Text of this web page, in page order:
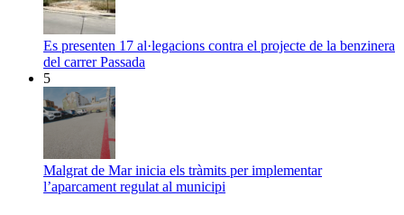
Es presenten 17 al·legacions contra el projecte de la benzinera
del carrer Passada
5
Malgrat de Mar inicia els tràmits per implementar
l’aparcament regulat al municipi